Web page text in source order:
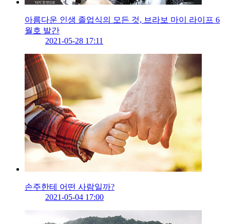
아름다운 인생 졸업식의 모든 것, 브라보 마이 라이프 6
월호 발간
2021-05-28 17:11
손주한테 어떤 사람일까?
2021-05-04 17:00